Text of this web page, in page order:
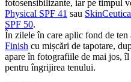
fotosensibilizante, iar pe timpul
Physical SPF 41 sau
SPF 50.
În zilele în care aplic fond de ten
Finish cu mișcări de tapotare,
apare în fotografiile de mai jos,
pentru îngrijirea tenului.